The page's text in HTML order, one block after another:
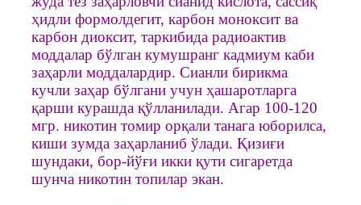
ҳидли формолдегит, карбон моноксит ва
карбон диоксит, таркибида радиоактив
моддалар бўлган кумушранг кадмиум каби
заҳарли моддалардир. Сианли бирикма
кучли заҳар бўлгани учун ҳашаротларга
қарши курашда қўлланилади. Агар 100-120
мгр. никотин томир орқали танага юборилса,
киши зумда заҳарланиб ўлади. Қизиғи
шундаки, бор-йўғи икки қути сигаретда
шунча никотин топилар экан.